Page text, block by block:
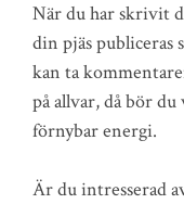
När du har skrivit
din pjäs publiceras
kan ta
på allvar, då bör
förnybar energi.
Är du intresserad